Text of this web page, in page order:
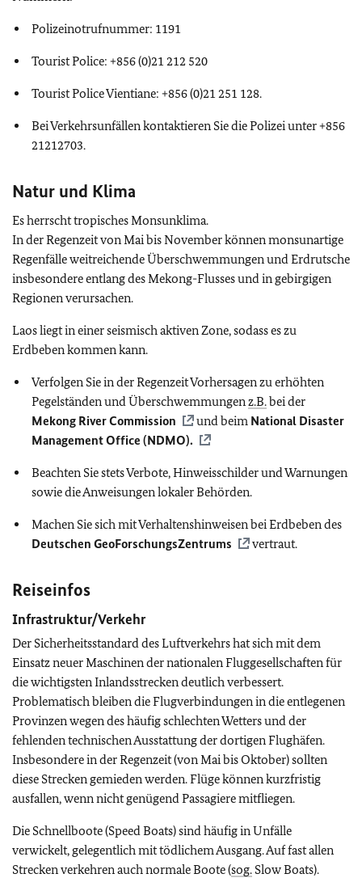
Polizeinotrufnummer: 1191
Tourist Police: +856 (0)21 212 520
Tourist Police Vientiane: +856 (0)21 251 128.
Bei Verkehrsunfällen kontaktieren Sie die Polizei unter +856
21212703.
Natur und Klima
Es herrscht tropisches Monsunklima.
In der Regenzeit von Mai bis November können monsunartige
Regenfälle weitreichende Überschwemmungen und Erdrutsche
insbesondere entlang des Mekong-Flusses und in gebirgigen
Regionen verursachen.
Laos liegt in einer seismisch aktiven Zone, sodass es zu
Erdbeben kommen kann.
Verfolgen Sie in der Regenzeit Vorhersagen zu erhöhten
Pegelständen und Überschwemmungenz.B.bei der
Mekong River Commission
und beim National Disaster
Management Office (NDMO).
Beachten Sie stets Verbote, Hinweisschilder und Warnungen
sowie die Anweisungen lokaler Behörden.
Machen Sie sich mit Verhaltenshinweisen bei Erdbeben des
Deutschen GeoForschungsZentrums
vertraut.
Reiseinfos
Infrastruktur/Verkehr
Der Sicherheitsstandard des Luftverkehrs hat sich mit dem
Einsatz neuer Maschinen der nationalen Fluggesellschaften für
die wichtigsten Inlandsstrecken deutlich verbessert.
Problematisch bleiben die Flugverbindungen in die entlegenen
Provinzen wegen des häufig schlechten Wetters und der
fehlenden technischen Ausstattung der dortigen Flughäfen.
Insbesondere in der Regenzeit (von Mai bis Oktober) sollten
diese Strecken gemieden werden. Flüge können kurzfristig
ausfallen, wenn nicht genügend Passagiere mitfliegen.
Die Schnellboote (Speed Boats) sind häufig in Unfälle
verwickelt, gelegentlich mit tödlichem Ausgang. Auf fast allen
Strecken verkehren auch normale Boote (sog. Slow Boats).